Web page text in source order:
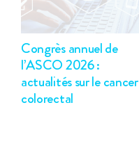
Congrès annuel de
l’ASCO 2026 :
actualités sur le cancer
colorectal